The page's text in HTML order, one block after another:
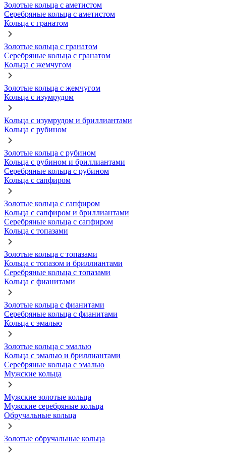
Золотые кольца с аметистом
Серебряные кольца с аметистом
Кольца с гранатом
Золотые кольца с гранатом
Серебряные кольца с гранатом
Кольца с жемчугом
Золотые кольца с жемчугом
Кольца с изумрудом
Кольца с изумрудом и бриллиантами
Кольца с рубином
Золотые кольца с рубином
Кольца с рубином и бриллиантами
Серебряные кольца с рубином
Кольца с сапфиром
Золотые кольца с сапфиром
Кольца с сапфиром и бриллиантами
Серебряные кольца с сапфиром
Кольца с топазами
Золотые кольца с топазами
Кольца с топазом и бриллиантами
Серебряные кольца с топазами
Кольца с фианитами
Золотые кольца с фианитами
Серебряные кольца с фианитами
Кольца с эмалью
Золотые кольца с эмалью
Кольца с эмалью и бриллиантами
Серебряные кольца с эмалью
Мужские кольца
Мужские золотые кольца
Мужские серебряные кольца
Обручальные кольца
Золотые обручальные кольца